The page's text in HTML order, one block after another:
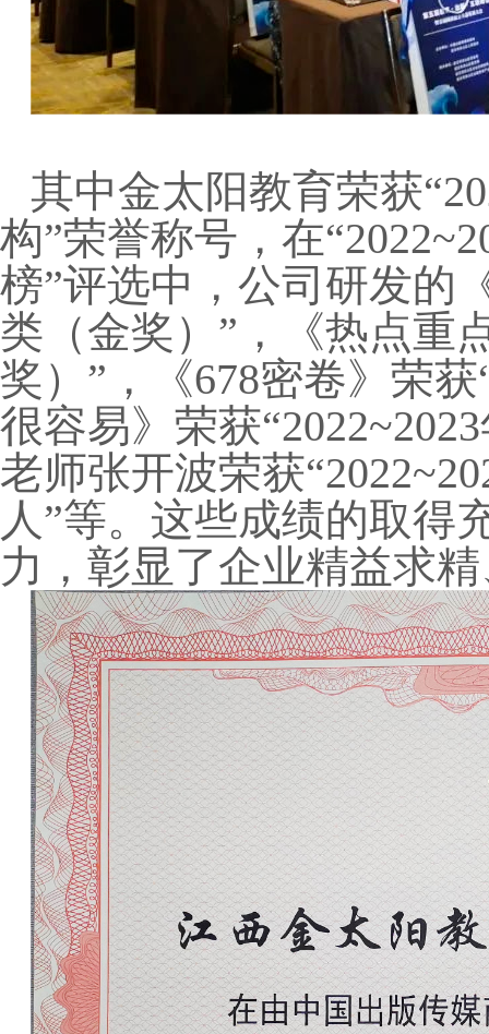
其中金太阳教育荣获
构”荣誉称号，在
榜”评选中，公司研发的
类（金奖）”，《热点重
奖）”，《678密卷》荣
很容易》荣获
老师张开波荣获
人”等。这些成绩的取得
力，彰显了企业精益求